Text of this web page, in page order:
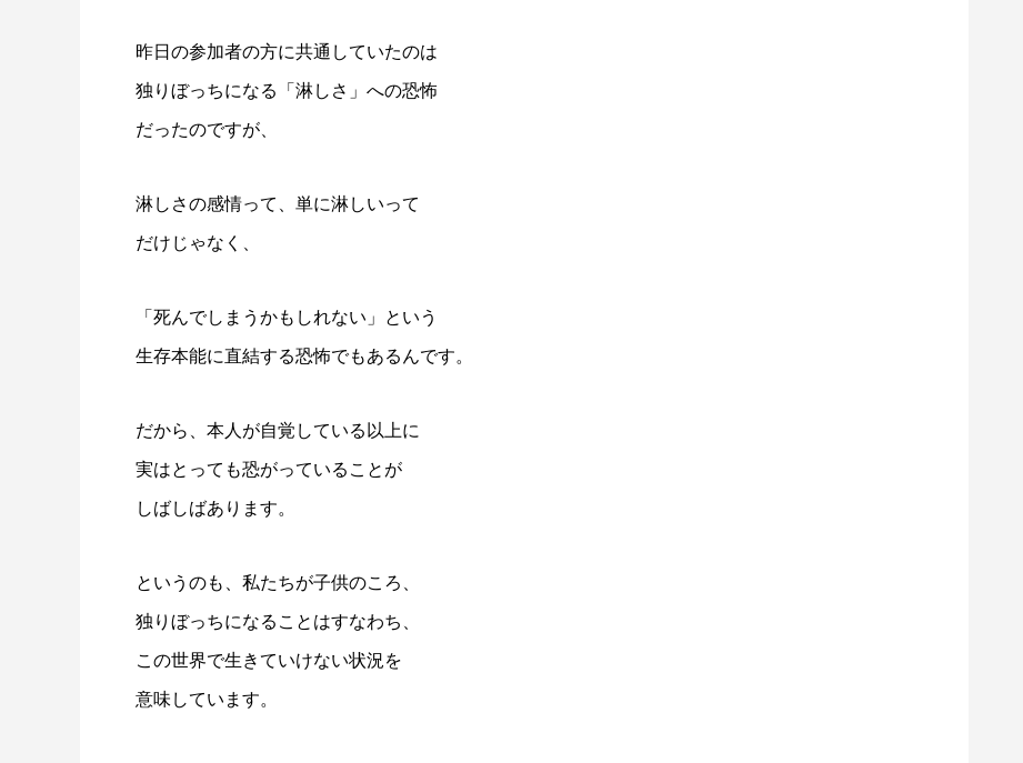
昨日の参加者の方に共通していたのは
独りぼっちになる「淋しさ」への恐怖
だったのですが、
淋しさの感情って、単に淋しいって
だけじゃなく、
「死んでしまうかもしれない」という
生存本能に直結する恐怖でもあるんです。
だから、本人が自覚している以上に
実はとっても恐がっていることが
しばしばあります。
というのも、私たちが子供のころ、
独りぼっちになることはすなわち、
この世界で生きていけない状況を
意味しています。